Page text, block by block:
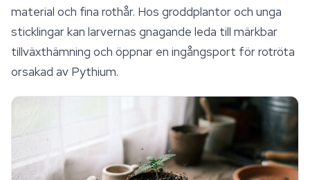
material och fina rothår. Hos groddplantor och unga
sticklingar kan larvernas gnagande leda till märkbar
tillväxthämning och öppnar en ingångsport för rotröta
orsakad av Pythium.